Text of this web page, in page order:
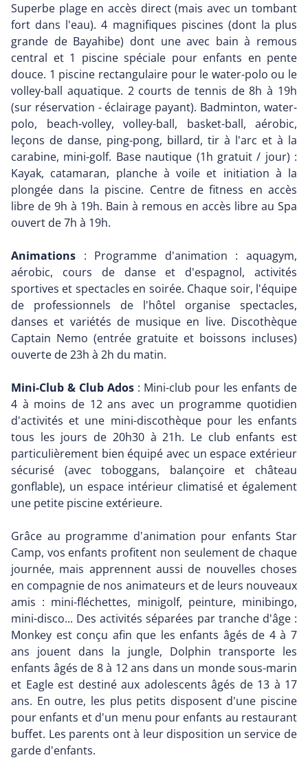
Superbe plage en accès direct (mais avec un tombant
fort dans l'eau). 4 magnifiques piscines (dont la plus
grande de Bayahibe) dont une avec bain à remous
central et 1 piscine spéciale pour enfants en pente
douce. 1 piscine rectangulaire pour le water-polo ou le
volley-ball aquatique. 2 courts de tennis de 8h à 19h
(sur réservation - éclairage payant). Badminton, water-
polo, beach-volley, volley-ball, basket-ball, aérobic,
leçons de danse, ping-pong, billard, tir à l'arc et à la
carabine, mini-golf. Base nautique (1h gratuit / jour) :
Kayak, catamaran, planche à voile et initiation à la
plongée dans la piscine. Centre de fitness en accès
libre de 9h à 19h. Bain à remous en accès libre au Spa
ouvert de 7h à 19h.
Animations : Programme d'animation : aquagym,
aérobic, cours de danse et d'espagnol, activités
sportives et spectacles en soirée. Chaque soir, l'équipe
de professionnels de l'hôtel organise spectacles,
danses et variétés de musique en live. Discothèque
Captain Nemo (entrée gratuite et boissons incluses)
ouverte de 23h à 2h du matin.
Mini-Club & Club Ados : Mini-club pour les enfants de
4 à moins de 12 ans avec un programme quotidien
d'activités et une mini-discothèque pour les enfants
tous les jours de 20h30 à 21h. Le club enfants est
particulièrement bien équipé avec un espace extérieur
sécurisé (avec toboggans, balançoire et château
gonflable), un espace intérieur climatisé et également
une petite piscine extérieure.
Grâce au programme d'animation pour enfants Star
Camp, vos enfants profitent non seulement de chaque
journée, mais apprennent aussi de nouvelles choses
en compagnie de nos animateurs et de leurs nouveaux
amis : mini-fléchettes, minigolf, peinture, minibingo,
mini-disco... Des activités séparées par tranche d'âge :
Monkey est conçu afin que les enfants âgés de 4 à 7
ans jouent dans la jungle, Dolphin transporte les
enfants âgés de 8 à 12 ans dans un monde sous-marin
et Eagle est destiné aux adolescents âgés de 13 à 17
ans. En outre, les plus petits disposent d'une piscine
pour enfants et d'un menu pour enfants au restaurant
buffet. Les parents ont à leur disposition un service de
garde d'enfants.